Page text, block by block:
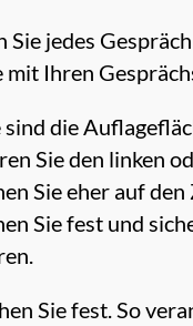
Sie jedes
mit Ihren
die
Sie den linken
Sie eher auf den
Sie fest und
Sie fest. So